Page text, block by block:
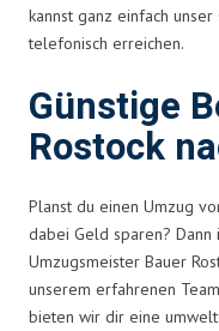
kannst ganz einfach
telefonisch erreichen.
Günstige
Rostock
Planst du einen Umzug
dabei Geld sparen? Dann
Umzugsmeister Bauer
unserem erfahrenen
bieten wir dir eine